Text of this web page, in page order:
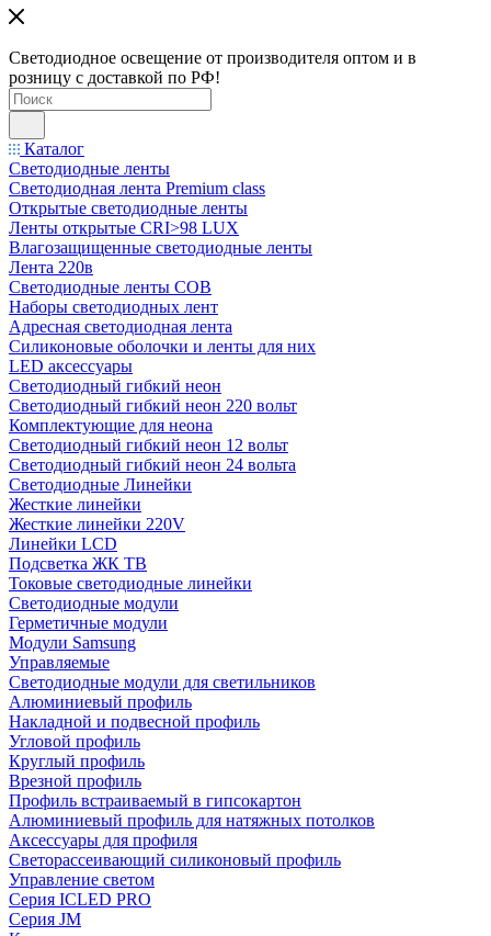
Светодиодное освещение от производителя оптом и в
розницу с доставкой по РФ!
Каталог
Светодиодные ленты
Светодиодная лента Premium class
Открытые светодиодные ленты
Ленты открытые CRI>98 LUX
Влагозащищенные светодиодные ленты
Лента 220в
Светодиодные ленты COB
Наборы светодиодных лент
Адресная светодиодная лента
Силиконовые оболочки и ленты для них
LED аксессуары
Светодиодный гибкий неон
Светодиодный гибкий неон 220 вольт
Комплектующие для неона
Светодиодный гибкий неон 12 вольт
Светодиодный гибкий неон 24 вольта
Светодиодные Линейки
Жесткие линейки
Жесткие линейки 220V
Линейки LCD
Подсветка ЖК ТВ
Токовые светодиодные линейки
Светодиодные модули
Герметичные модули
Модули Samsung
Управляемые
Светодиодные модули для светильников
Алюминиевый профиль
Накладной и подвесной профиль
Угловой профиль
Круглый профиль
Врезной профиль
Профиль встраиваемый в гипсокартон
Алюминиевый профиль для натяжных потолков
Аксессуары для профиля
Светорассеивающий силиконовый профиль
Управление светом
Серия ICLED PRO
Серия JM